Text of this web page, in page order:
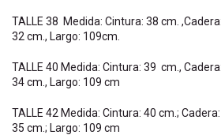
TALLE 38 Medida: Cintura: 38 cm.
32 cm., Largo: 109cm.
TALLE 40 Medida: Cintura: 39 cm.,
34 cm., Largo: 109 cm
TALLE 42 Medida: Cintura: 40 cm.;
35 cm.; Largo: 109 cm